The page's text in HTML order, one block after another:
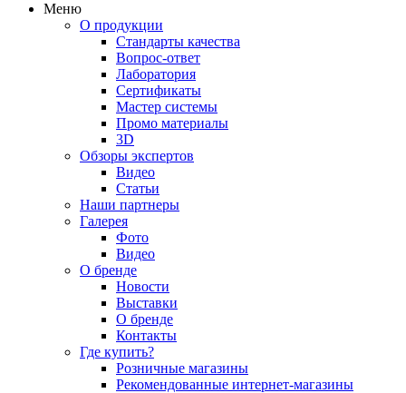
Меню
О продукции
Стандарты качества
Вопрос-ответ
Лаборатория
Сертификаты
Мастер системы
Промо материалы
3D
Обзоры экспертов
Видео
Статьи
Наши партнеры
Галерея
Фото
Видео
О бренде
Новости
Выставки
О бренде
Контакты
Где купить?
Розничные магазины
Рекомендованные интернет-магазины